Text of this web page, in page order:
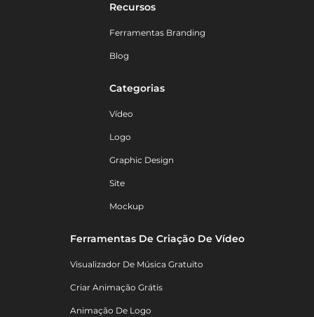
Recursos
Ferramentas Branding
Blog
Categorias
Vídeo
Logo
Graphic Design
Site
Mockup
Ferramentas De Criação De Vídeo
Visualizador De Música Gratuito
Criar Animação Grátis
Animação De Logo